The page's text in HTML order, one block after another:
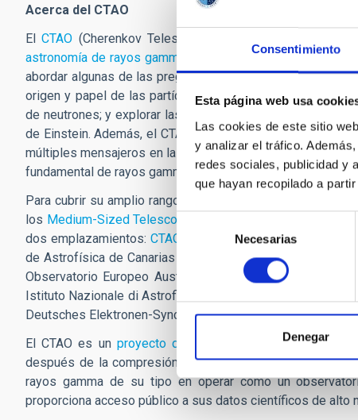
Consentimiento
Esta página web usa
Las cookies de este sitio
y analizar el tráfico.
redes sociales, publicidad y
que hayan recopilado a
Selección
de
consentimiento
Necesarias
Denegar
Acerca del CTAO
ElCTAO (Cherenkov Telescope Array Observatory) será
astronomía de rayos gamma
. La inigualable precisión y
abordar algunas de las preguntas más sorprendentes de
origen y papel de las partículas cósmicas relativistas;
de neutrones; y explorar las fronteras de la física,
de Einstein. Además, el CTAO desempeñará un papel
múltiples mensajeros en las próximas décadas gracias a
fundamental de rayos gamma en la búsqueda de los
Para cubrir su amplio rango de energía, el
los Medium-Sized Telescopes
dos emplazamientos:CTAO-Norte
en el hemisferio norte,
de Astrofísica de Canarias (IAC) en La Palma (España), y
Observatorio Europeo Austral (ESO) en el Desierto de
Istituto Nazionale di Astrofisica (INAF) en Bolonia (Italia), y
Deutsches Elektronen-Synchrotron DESY en Zeuthen
El CTAO es un proyecto de Big Data
. El Observatorio
después de la compresión). Siguiendo su compromiso
rayos gamma de su tipo en operar como un
proporciona acceso público a sus datos científicos de alto